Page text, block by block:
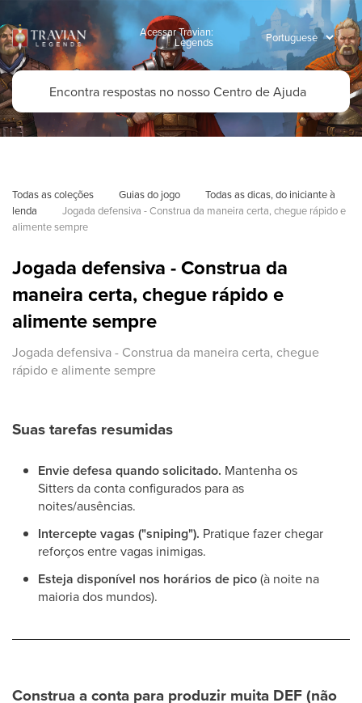
Acessar Travian:
Legends
Todas as coleções Guias do jogo
Todas as dicas, do iniciante à
lenda
Jogada defensiva - Construa da maneira certa, chegue rápido e
alimente sempre
Jogada defensiva - Construa da
maneira certa, chegue rápido e
alimente sempre
Jogada defensiva - Construa da maneira certa, chegue
rápido e alimente sempre
Suas tarefas resumidas
Envie defesa quando solicitado. Mantenha os
Sitters da conta configurados para as
noites/ausências.
Intercepte vagas ("sniping"). Pratique fazer chegar
reforços entre vagas inimigas.
Esteja disponível nos horários de pico(à noite na
maioria dos mundos).
Construa a conta para produzir muita DEF (não